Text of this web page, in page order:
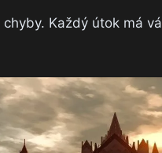
Každý útok má